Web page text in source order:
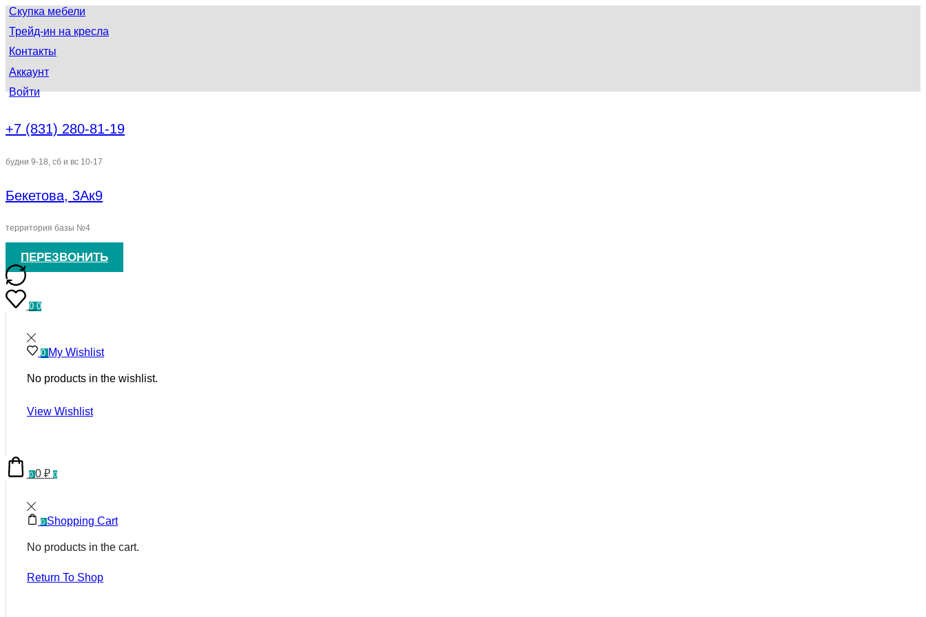
Скупка мебели
Трейд-ин на кресла
Контакты
Аккаунт
Войти
+7 (831) 280-81-19
будни 9-18, сб и вс 10-17
Бекетова, 3Ак9
территория базы №4
ПЕРЕЗВОНИТЬ
00
0 My Wishlist
No products in the wishlist.
View Wishlist
00₽ 0
0 Shopping Cart
No products in the cart.
Return To Shop